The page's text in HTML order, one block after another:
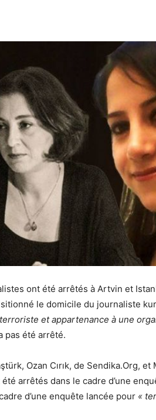
ont été arrêtés à Artvin et
le domicile du journaliste
et appartenance à une
pas été arrêté.
Ozan Cırık, de Sendika.Org, et
arrêtés dans le cadre d’une
d’une enquête lancée pour «